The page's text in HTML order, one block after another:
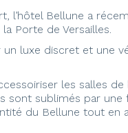
l’hôtel Bellune a
Porte de Versailles.
luxe discret et une
les salles de
sont sublimés par une
du Bellune tout